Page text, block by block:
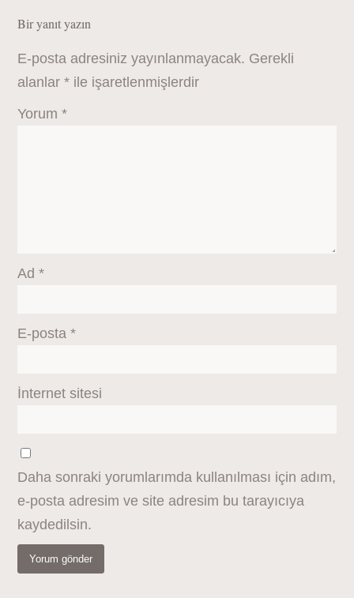
Bir yanıt yazın
E-posta adresiniz yayınlanmayacak. Gerekli
alanlar* ile işaretlenmişlerdir
Yorum*
Ad*
E-posta*
İnternet sitesi
Daha sonraki yorumlarımda kullanılması için adım,
e-posta adresim ve site adresim bu tarayıcıya
kaydedilsin.